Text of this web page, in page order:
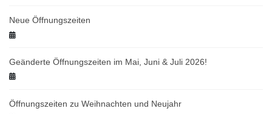
Neue Öffnungszeiten
Geänderte Öffnungszeiten im Mai, Juni & Juli 2026!
Öffnungszeiten zu Weihnachten und Neujahr